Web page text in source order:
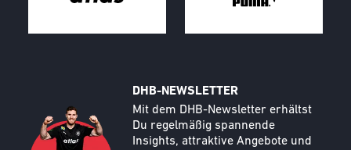
DHB-NEWSLETTER
Text
Mit dem DHB-Newsletter erhältst
Du regelmäßig spannende
Insights, attraktive Angebote und